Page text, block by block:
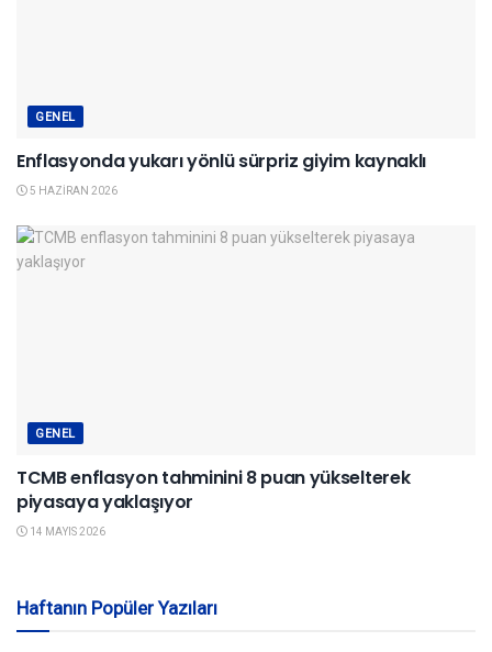
GENEL
Enflasyonda yukarı yönlü sürpriz giyim kaynaklı
5 HAZIRAN 2026
GENEL
TCMB enflasyon tahminini 8 puan yükselterek
piyasaya yaklaşıyor
14 MAYIS 2026
Haftanın Popüler Yazıları